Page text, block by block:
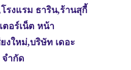
รงแรม ธาริน,ร้านสุกี้
ตอร์เน็ต หน้า
งใหม่,บริษัท เดอะ
ำกัด